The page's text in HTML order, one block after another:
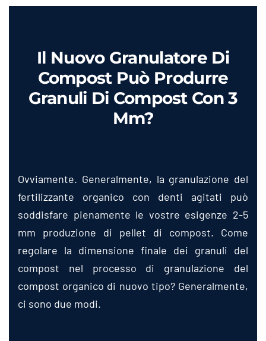
Il Nuovo Granulatore Di
Compost Può Produrre
Granuli Di Compost Con 3
Mm?
Ovviamente. Generalmente, la granulazione del
fertilizzante organico con denti agitati può
soddisfare pienamente le vostre esigenze 2-5
mm produzione di pellet di compost. Come
regolare la dimensione finale dei granuli del
compost nel processo di granulazione del
compost organico di nuovo tipo? Generalmente,
ci sono due modi.